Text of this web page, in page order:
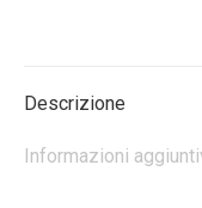
Descrizione
Informazioni